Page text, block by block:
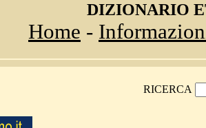
DIZIONARIO
Home -
RICERCA